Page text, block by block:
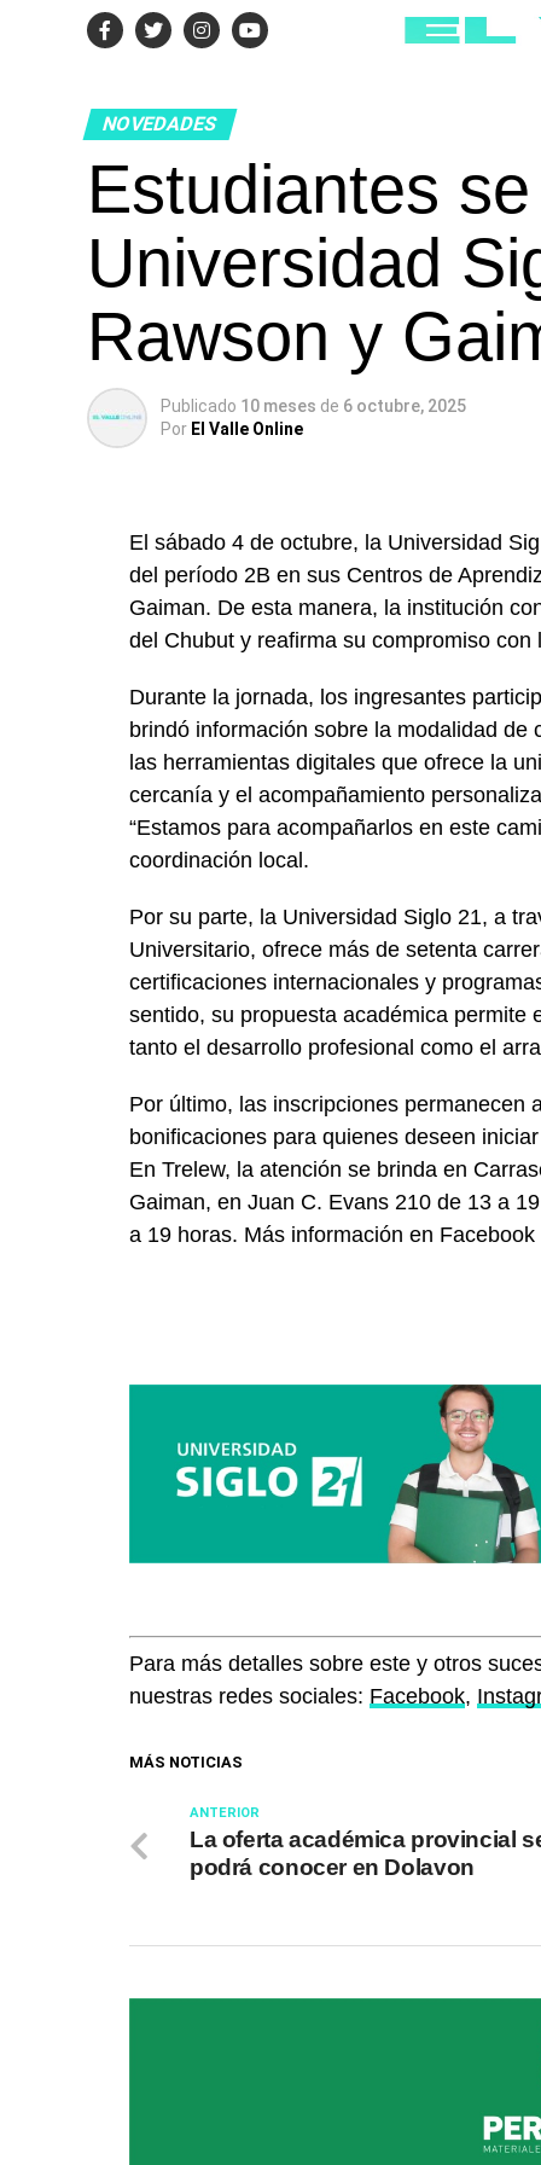
NOVEDADES
Estudiantes
Universidad
Rawson y
Publicado 10 meses de 6 octubre, 2025
Por El Valle Online
El sábado 4 de octubre, la Universidad
del período 2B en sus Centros de
Gaiman. De esta manera, la institución
del Chubut y reafirma su compromiso
Durante la jornada, los ingresantes
brindó información sobre la modalidad
las herramientas digitales que ofrece la
cercanía y el acompañamiento
“Estamos para acompañarlos en este
coordinación local.
Por su parte, la Universidad Siglo 21, a
Universitario, ofrece más de setenta
certificaciones internacionales y
sentido, su propuesta académica permite
tanto el desarrollo profesional como el
Por último, las inscripciones permanecen
bonificaciones para quienes deseen
En Trelew, la atención se brinda en
Gaiman, en Juan C. Evans 210 de 13 a
a 19 horas. Más información en
Para más detalles sobre este y otros
nuestras redes sociales: Facebook,
MÁS NOTICIAS
ANTERIOR
La oferta académica provincial
podrá conocer en Dolavon